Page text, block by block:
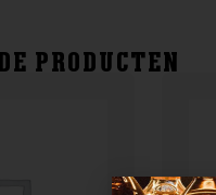
PRODUCTEN